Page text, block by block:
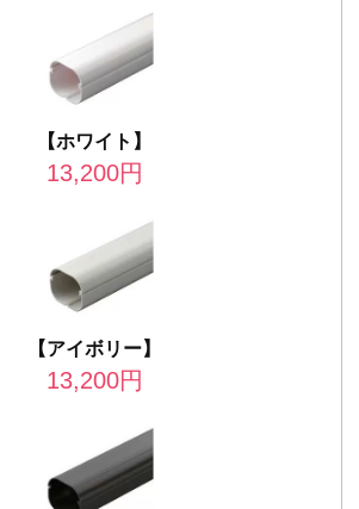
【ホワイト】
13,200円
【アイボリー】
13,200円